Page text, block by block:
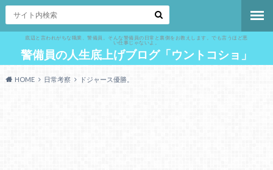
底辺と言われがちな職業、警備員。そんな警備員の日常と裏側をお教えします。でも言うほど悪
い仕事じゃないよ。
警備員の人生底上げブログ「ウントコショ」
HOME 日常考察 ドジャース優勝。